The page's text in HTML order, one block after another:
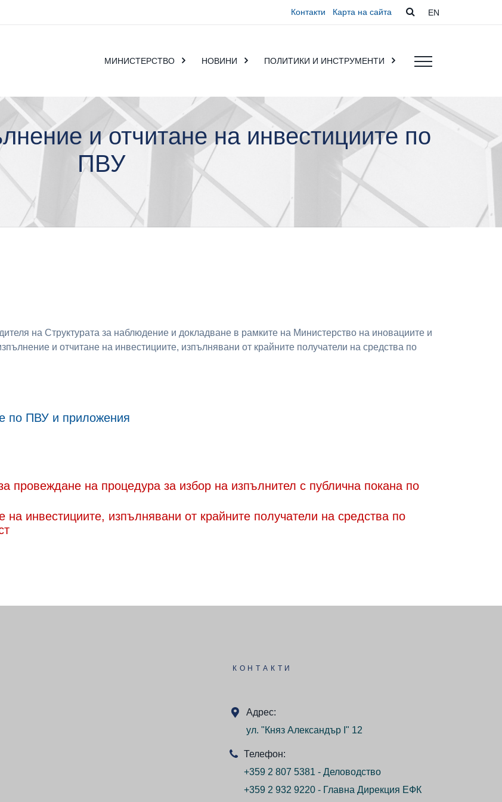
Контакти Карта на сайта EN
МИНИСТЕРСТВО НОВИНИ ПОЛИТИКИ И ИНСТРУМЕНТИ
и отчитане на инвестициите по
ПВУ
на Структурата за наблюдение и докладване в рамките на Министерство на иновациите и
и отчитане на инвестициите, изпълнявани от крайните получатели на средства по
по ПВУ и приложения
провеждане на процедура за избор на изпълнител с публична покана по
на инвестициите, изпълнявани от крайните получатели на средства по
КОНТАКТИ
Адрес:
ул. "Княз Александър I" 12
Телефон:
+359 2 807 5381 - Деловодство
+359 2 932 9220 - Главна Дирекция ЕФК